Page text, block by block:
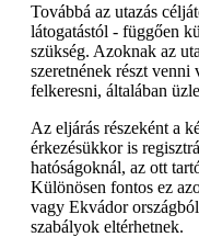
Továbbá az utazás
látogatástól - függően
szükség. Azoknak az
szeretnének részt venni
felkeresni, általában
Az eljárás részeként a
érkezésükkor is
hatóságoknál, az ott
Különösen fontos ez
vagy Ekvádor
szabályok eltérhetnek.